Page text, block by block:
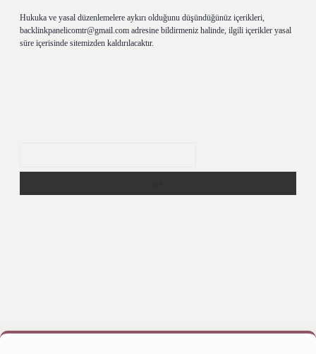
Hukuka ve yasal düzenlemelere aykırı olduğunu düşündüğünüz içerikleri,
backlinkpanelicomtr@gmail.com adresine bildirmeniz halinde, ilgili içerikler yasal
süre içerisinde sitemizden kaldırılacaktır.
betexper bahis